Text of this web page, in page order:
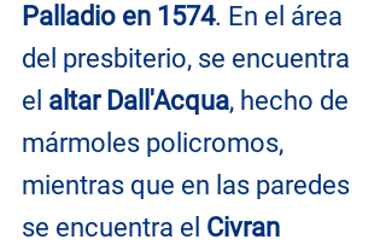
Palladio en 1574. En el área
del presbiterio, se encuentra
el altar Dall'Acqua, hecho de
mármoles policromos,
mientras que en las paredes
se encuentra el Civran